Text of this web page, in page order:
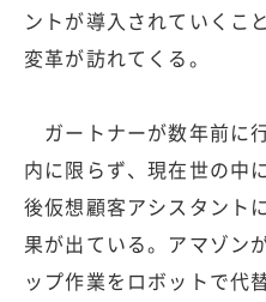
ントが導入されていくこ
変革が訪れてくる。
ガートナーが数年前に
内に限らず、現在世の中
後仮想顧客アシスタント
果が出ている。アマゾン
ップ作業をロボットで代